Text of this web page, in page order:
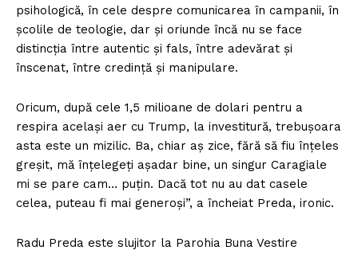
psihologică, în cele despre comunicarea în campanii, în
școlile de teologie, dar și oriunde încă nu se face
distincția între autentic și fals, între adevărat și
înscenat, între credință și manipulare.
Oricum, după cele 1,5 milioane de dolari pentru a
respira același aer cu Trump, la investitură, trebușoara
asta este un mizilic. Ba, chiar aș zice, fără să fiu înțeles
greșit, mă înțelegeți așadar bine, un singur Caragiale
mi se pare cam… puțin. Dacă tot nu au dat casele
celea, puteau fi mai generoși”, a încheiat Preda, ironic.
Radu Preda este slujitor la Parohia Buna Vestire